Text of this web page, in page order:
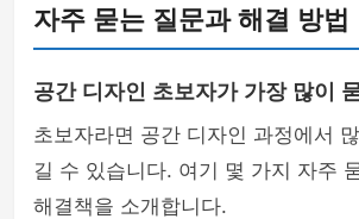
자주 묻는 질문과 해결 방법
공간 디자인 초보자가 가장 많이
초보자라면 공간 디자인 과정에서
길 수 있습니다. 여기 몇 가지 자주
해결책을 소개합니다.